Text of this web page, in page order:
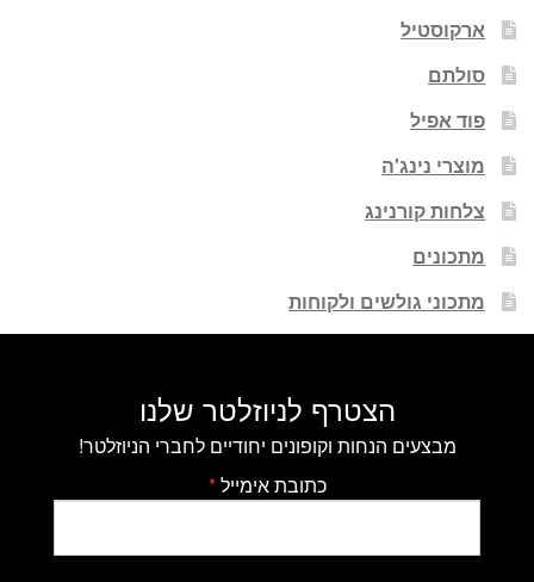
ארקוסטיל
סולתם
פוד אפיל
מוצרי נינג'ה
צלחות קורנינג
מתכונים
מתכוני גולשים ולקוחות
הצטרף לניוזלטר שלנו
מבצעים הנחות וקופונים יחודיים לחברי הניוזלטר!
כתובת אימייל*